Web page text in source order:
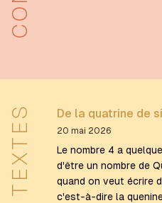
TEXTES De la quatrine de
20 mai 2026
Le nombre 4 a
d'être un nombre de
quand on veut écrire
c'est-à-dire la